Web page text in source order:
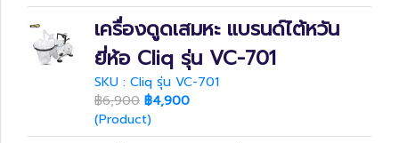
เครื่องดูดเสมหะ แบรนด์ไต้หวัน
ยี่ห้อ Cliq รุ่น VC-701
SKU : Cliq รุ่น VC-701
฿6,900 ฿4,900
(Product)